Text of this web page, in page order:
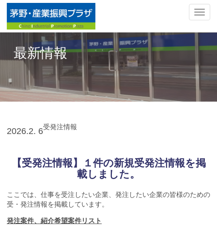
ナ
ビ
ゲ
シ
ン
切
替
最新情報
2026.2. 6受発注情報
【受発注情報】１件の新規受発注情報を掲
載しました。
ここでは、仕事を受注したい企業、発注したい企業の皆様のための
受・発注情報を掲載しています。
発注案件、紹介希望案件リスト